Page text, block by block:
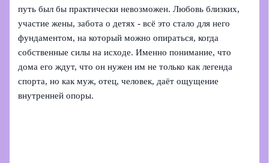
путь был бы практически невозможен. Любовь близких,
участие жены, забота о детях - всё это стало для него
фундаментом, на который можно опираться, когда
собственные силы на исходе. Именно понимание, что
дома его ждут, что он нужен им не только как легенда
спорта, но как муж, отец, человек, даёт ощущение
внутренней опоры.